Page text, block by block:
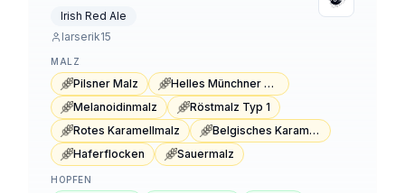
Irish Red Ale
larserik15
MALZ
Pilsner Malz
Helles Münchner Malz
Melanoidinmalz
Röstmalz Typ 1
Rotes Karamellmalz
Belgisches Karamellmalz
Haferflocken
Sauermalz
HOPFEN